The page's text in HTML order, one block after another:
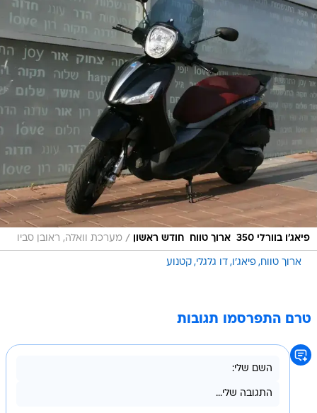
פיאג'ו בוורלי 350  ארוך טווח  חודש ראשון / מערכת וואלה, ראובן סביו
ארוך טווח פיאג'ו דו גלגלי קטנוע
טרם התפרסמו תגובות